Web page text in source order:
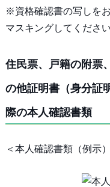
※資格確認書の写しを
マスキングしてください
住民票、戸籍の附票
の他証明書（身分証
際の本人確認書類
＜本人確認書類（例示